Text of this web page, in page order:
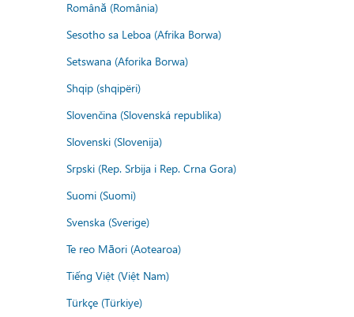
Română (România)
Sesotho sa Leboa (Afrika Borwa)
Setswana (Aforika Borwa)
Shqip (shqipëri)
Slovenčina (Slovenská republika)
Slovenski (Slovenija)
Srpski (Rep. Srbija i Rep. Crna Gora)
Suomi (Suomi)
Svenska (Sverige)
Te reo Māori (Aotearoa)
Tiếng Việt (Việt Nam)
Türkçe (Türkiye)